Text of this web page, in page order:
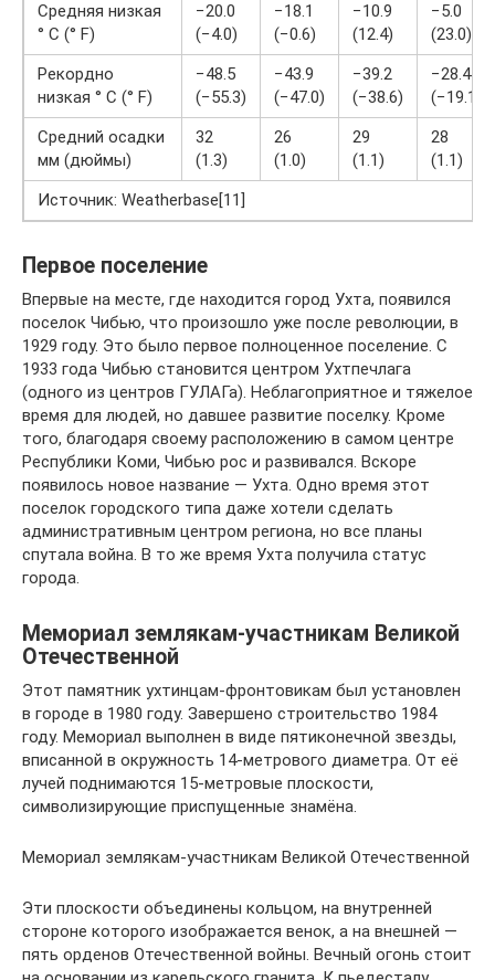
Средняя низкая
° C (° F)
−20.0
(−4.0)
−18.1
(−0.6)
−10.9
(12.4)
−5.0
(23.0)
Рекордно
низкая ° C (° F)
−48.5
(−55.3)
−43.9
(−47.0)
−39.2
(−38.6)
−28.4
(−19.1)
Средний осадки
мм (дюймы)
32
(1.3)
26
(1.0)
29
(1.1)
28
(1.1)
Источник: Weatherbase[11]
Первое поселение
Впервые на месте, где находится город Ухта, появился
поселок Чибью, что произошло уже после революции, в
1929 году. Это было первое полноценное поселение. С
1933 года Чибью становится центром Ухтпечлага
(одного из центров ГУЛАГа). Неблагоприятное и тяжелое
время для людей, но давшее развитие поселку. Кроме
того, благодаря своему расположению в самом центре
Республики Коми, Чибью рос и развивался. Вскоре
появилось новое название — Ухта. Одно время этот
поселок городского типа даже хотели сделать
административным центром региона, но все планы
спутала война. В то же время Ухта получила статус
города.
Мемориал землякам-участникам Великой
Отечественной
Этот памятник ухтинцам-фронтовикам был установлен
в городе в 1980 году. Завершено строительство 1984
году. Мемориал выполнен в виде пятиконечной звезды,
вписанной в окружность 14-метрового диаметра. От её
лучей поднимаются 15-метровые плоскости,
символизирующие приспущенные знамёна.
Мемориал землякам-участникам Великой Отечественной
Эти плоскости объединены кольцом, на внутренней
стороне которого изображается венок, а на внешней —
пять орденов Отечественной войны. Вечный огонь стоит